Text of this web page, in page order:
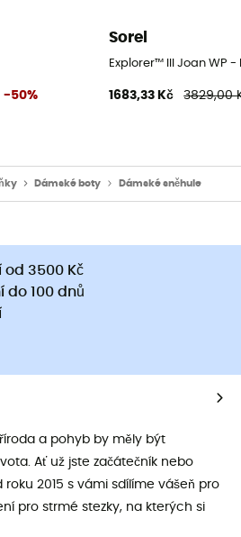
-50%
Sorel
Explorer™ III Joan WP
1683,33 Kč 3829,00
Dámské boty Dámské sněhule
3500 Kč
do 100 dnů
a pohyb by měly být
Ať už jste začátečník nebo
2015 s vámi sdílíme vášeň pro
pro strmé stezky, na kterých si